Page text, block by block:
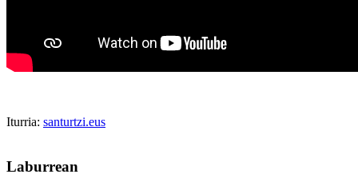
Iturria: santurtzi.eus
Laburrean